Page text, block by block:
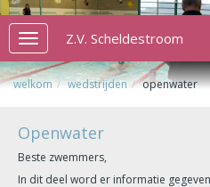
Toggle
navigation
Z.V. Scheldestroom
welkom wedstrijden openwater
Openwater
Beste zwemmers,
In dit deel word er informatie